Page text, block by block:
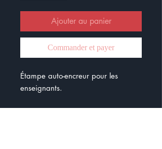
Ajouter au panier
Commander et payer
Étampe auto-encreur pour les
enseignants.